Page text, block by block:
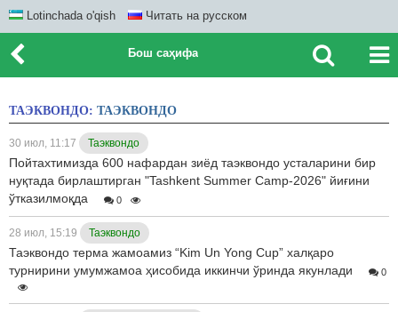
Lotinchada o'qish Читать на русском
Бош саҳифа
ТАЭКВОНДО: ТАЭКВОНДО
30 июл, 11:17 Таэквондо
Пойтахтимизда 600 нафардан зиёд таэквондо усталарини бир
нуқтада бирлаштирган "Tashkent Summer Camp-2026" йиғини
ўтказилмоқда
0
28 июл, 15:19 Таэквондо
Таэквондо терма жамоамиз “Kim Un Yong Cup” халқаро
турнирини умумжамоа ҳисобида иккинчи ўринда якунлади
0